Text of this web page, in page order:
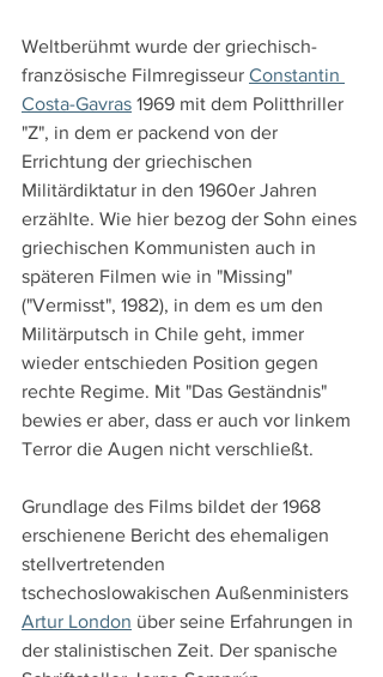
Weltberühmt wurde der griechisch-
französische Filmregisseur Constantin
Costa-Gavras 1969 mit dem Politthriller
"Z", in dem er packend von der
Errichtung der griechischen
Militärdiktatur in den 1960er Jahren
erzählte. Wie hier bezog der Sohn eines
griechischen Kommunisten auch in
späteren Filmen wie in "Missing"
("Vermisst", 1982), in dem es um den
Militärputsch in Chile geht, immer
wieder entschieden Position gegen
rechte Regime. Mit "Das Geständnis"
bewies er aber, dass er auch vor linkem
Terror die Augen nicht verschließt.
Grundlage des Films bildet der 1968
erschienene Bericht des ehemaligen
stellvertretenden
tschechoslowakischen Außenministers
Artur London über seine Erfahrungen in
der stalinistischen Zeit. Der spanische